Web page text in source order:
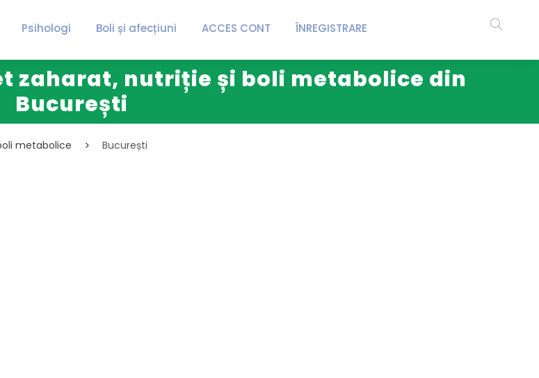
Psihologi Boli și afecțiuni ACCES CONT ÎNREGISTRARE
zaharat, nutriție și boli metabolice din
București
metabolice București